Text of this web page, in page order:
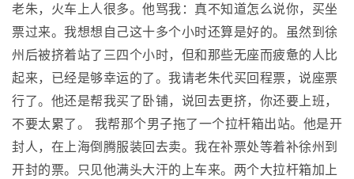
老朱，火车上人很多。他骂我：真不知道怎么说你，买坐
票过来。我想想自己这十多个小时还算是好的。虽然到徐
州后被挤着站了三四个小时，但和那些无座而疲惫的人比
起来，已经是够幸运的了。我请老朱代买回程票，说座票
行了。他还是帮我买了卧铺，说回去更挤，你还要上班，
不要太累了。 我帮那个男子拖了一个拉杆箱出站。他是开
封人，在上海倒腾服装回去卖。我在补票处等着补徐州到
开封的票。只见他满头大汗的上车来。两个大拉杆箱加上